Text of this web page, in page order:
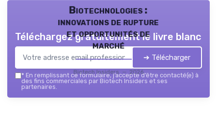
Biotechnologies :
innovations de rupture
et opportunités de
marché
Biotech Insiders — 2026
Téléchargez gratuitement le livre blanc
➔ Télécharger
* En remplissant ce formulaire, j’accepte d’être contacté(e) à
des fins commerciales par Biotech Insiders et ses
partenaires.